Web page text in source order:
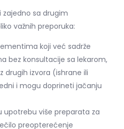
sa drugim
važnih preporuka:
koji već sadrže
bez konsultacije sa lekarom,
drugih izvora (ishrane ili
i mogu doprineti jačanju
više preparata za
preopterećenje